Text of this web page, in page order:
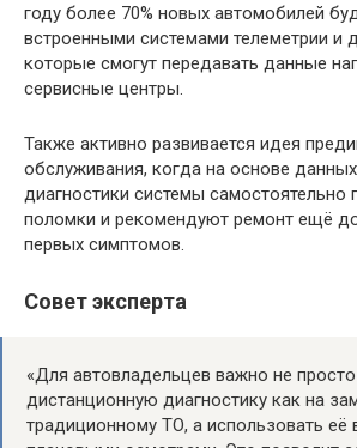
году более 70% новых автомобилей
встроенными системами телеметрии и
которые смогут передавать данные
сервисные центры.
Также активно развивается идея
обслуживания, когда на основе
диагностики системы самостоятельно
поломки и рекомендуют ремонт ещё
первых симптомов.
Совет эксперта
«Для автовладельцев важно не просто
дистанционную диагностику как на
традиционному ТО, а использовать её